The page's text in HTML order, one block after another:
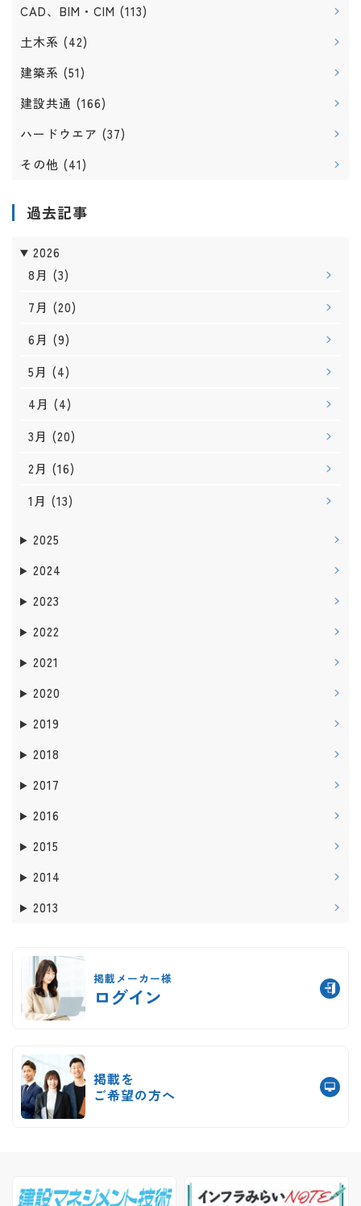
CAD、BIM・CIM (113)
土木系 (42)
建築系 (51)
建設共通 (166)
ハードウエア (37)
その他 (41)
過去記事
2026
8月 (3)
7月 (20)
6月 (9)
5月 (4)
4月 (4)
3月 (20)
2月 (16)
1月 (13)
2025
2024
2023
2022
2021
2020
2019
2018
2017
2016
2015
2014
2013
掲載メーカー様
ログイン
掲載を
ご希望の方へ